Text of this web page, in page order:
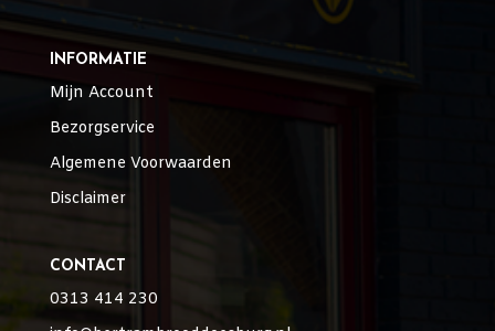
INFORMATIE
Mijn Account
Bezorgservice
Algemene Voorwaarden
Disclaimer
CONTACT
0313 414 230